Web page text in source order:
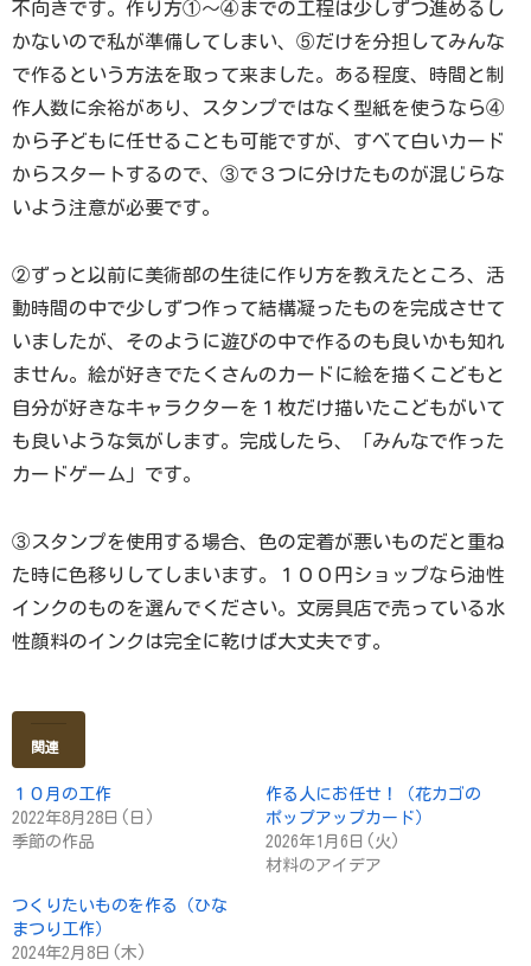
不向きです。作り方①～④までの工程は少しずつ進めるし
かないので私が準備してしまい、⑤だけを分担してみんな
で作るという方法を取って来ました。ある程度、時間と制
作人数に余裕があり、スタンプではなく型紙を使うなら④
から子どもに任せることも可能ですが、すべて白いカード
からスタートするので、③で３つに分けたものが混じらな
いよう注意が必要です。
②ずっと以前に美術部の生徒に作り方を教えたところ、活
動時間の中で少しずつ作って結構凝ったものを完成させて
いましたが、そのように遊びの中で作るのも良いかも知れ
ません。絵が好きでたくさんのカードに絵を描くこどもと
自分が好きなキャラクターを１枚だけ描いたこどもがいて
も良いような気がします。完成したら、「みんなで作った
カードゲーム」です。
③スタンプを使用する場合、色の定着が悪いものだと重ね
た時に色移りしてしまいます。１００円ショップなら油性
インクのものを選んでください。文房具店で売っている水
性顔料のインクは完全に乾けば大丈夫です。
関連
１０月の工作
2022年8月28日(日)
季節の作品
作る人にお任せ！（花カゴの
ポップアップカード）
2026年1月6日(火)
材料のアイデア
つくりたいものを作る（ひな
まつり工作）
2024年2月8日(木)